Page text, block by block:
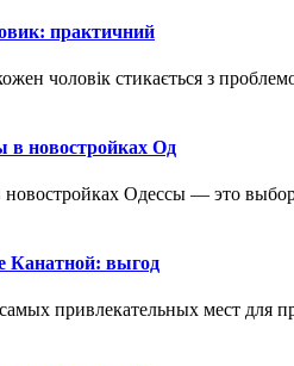
практичний
чоловік стикається з
новостройках Од
Одессы — это
Канатной: выгод
привлекательных мест для